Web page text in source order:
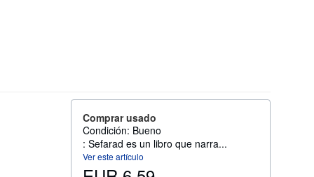
Comprar usado
Condición: Bueno
: Sefarad es un libro que narra...
Ver este artículo